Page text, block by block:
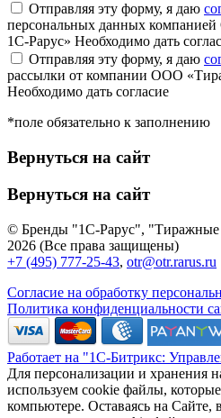
Отправляя эту форму, я даю
персональных данных
1С-Рарус» Необходимо дать
Отправляя эту форму, я даю
рассылки от компании ООО
Необходимо дать согласие
*поле обязательно к заполнению
Вернуться на сайт
Вернуться на сайт
© Бренды "1С-Рарус", "Тиражные
2026 (Все права защищены)
+7 (495) 777-25-43, otr@otr.rarus.ru
Согласие на обработку
Политика конфиденциальности
Работает на "1С-Битрикс:
Для персонализации и хранения
используем cookie файлы,
компьютере. Оставаясь на Сайте,